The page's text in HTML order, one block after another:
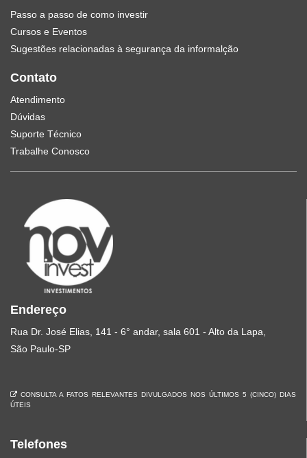
Passo a passo de como investir
Cursos e Eventos
Sugestões relacionadas à segurança da informalção
Contato
Atendimento
Dúvidas
Suporte Técnico
Trabalhe Conosco
Endereço
Rua Dr. José Elias, 141 - 6° andar, sala 601 - Alto da Lapa,
São Paulo-SP
CONSULTA A FATOS RELEVANTES DIVULGADOS NOS ÚLTIMOS 5 (CINCO) DIAS
ÚTEIS
Telefones